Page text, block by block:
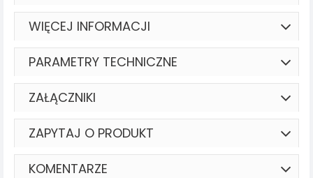
WIĘCEJ INFORMACJI
PARAMETRY TECHNICZNE
ZAŁĄCZNIKI
ZAPYTAJ O PRODUKT
KOMENTARZE